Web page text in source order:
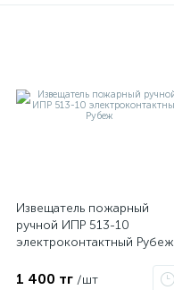
Извещатель пожарный
ручной ИПР 513-10
электроконтактный Рубеж
1 400 тг /шт